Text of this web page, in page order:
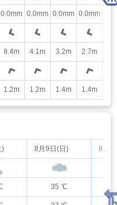
0.0mm 0.0mm 0.0mm 0.0mm
8.4m 4.1m 3.2m 2.7m
1.2m 1.2m 1.4m 1.4m
) 8月9日(日) 8月
35 ℃